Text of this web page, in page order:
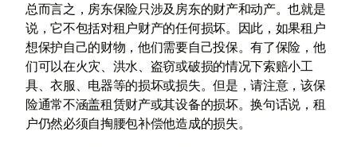
总而言之，房东保险只涉及房东的财产和动产。也就是
说，它不包括对租户财产的任何损坏。因此，如果租户
想保护自己的财物，他们需要自己投保。有了保险，他
们可以在火灾、洪水、盗窃或破损的情况下索赔小工
具、衣服、电器等的损坏或损失。但是，请注意，该保
险通常不涵盖租赁财产或其设备的损坏。换句话说，租
户仍然必须自掏腰包补偿他造成的损失。